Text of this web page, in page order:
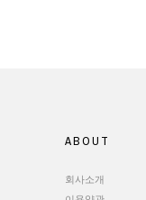
ABOUT
회사소개